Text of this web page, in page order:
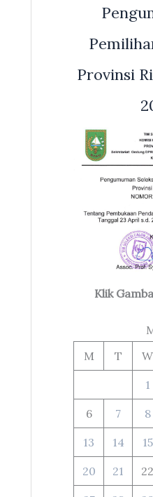
Provinsi
Klik
M
T W
1
6 7 8
13 14 15
20 21 22